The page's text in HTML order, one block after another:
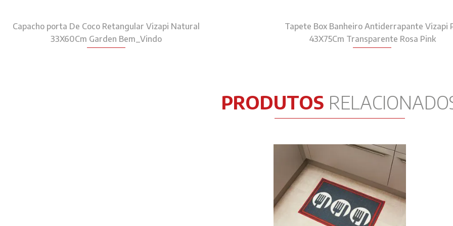
Capacho porta De Coco Retangular Vizapi Natural
33X60Cm Garden Bem_Vindo
Tapete Box Banheiro Antiderrapante Vizapi
43X75Cm Transparente Rosa Pink
PRODUTOS